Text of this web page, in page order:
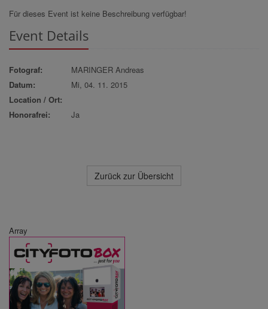
Für dieses Event ist keine Beschreibung verfügbar!
Event Details
Fotograf:
MARINGER Andreas
Datum:
Mi, 04. 11. 2015
Location / Ort:
Honorafrei:
Ja
Zurück zur Übersicht
Array